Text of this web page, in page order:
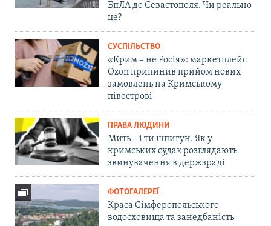
БпЛА до Севастополя. Чи реально
це?
СУСПІЛЬСТВО
«Крим – не Росія»: маркетплейс
Ozon припинив прийом нових
замовлень на Кримському
півострові
ПРАВА ЛЮДИНИ
Мить – і ти шпигун. Як у
кримських судах розглядають
звинувачення в держзраді
ФОТОГАЛЕРЕЇ
Краса Сімферопольського
водосховища та занедбаність